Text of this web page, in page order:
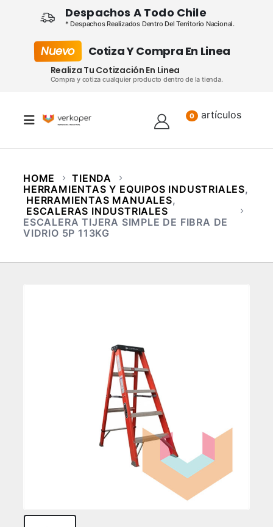
Despachos A Todo Chile
* Despachos Realizados Dentro Del Territorio Nacional.
Nuevo Cotiza Y Compra En Linea
Realiza Tu Cotización En Linea
Compra y cotiza cualquier producto dentro de la tienda.
0 artículos
HOME
TIENDA
HERRAMIENTAS Y EQUIPOS INDUSTRIALES,
HERRAMIENTAS MANUALES,
ESCALERAS INDUSTRIALES
ESCALERA TIJERA SIMPLE DE FIBRA DE
VIDRIO 5P 113KG